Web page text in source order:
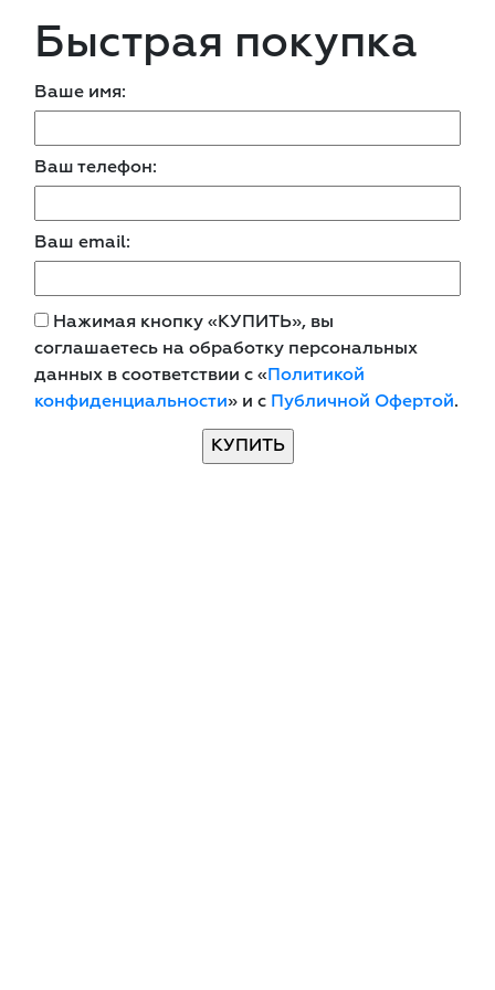
Быстрая покупка
Ваше имя:
Ваш телефон:
Ваш email:
Нажимая кнопку «КУПИТЬ», вы
соглашаетесь на обработку персональных
данных в соответствии с «Политикой
конфиденциальности» и с Публичной Офертой.